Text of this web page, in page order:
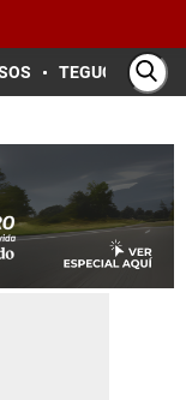
TEGUCIGALPA